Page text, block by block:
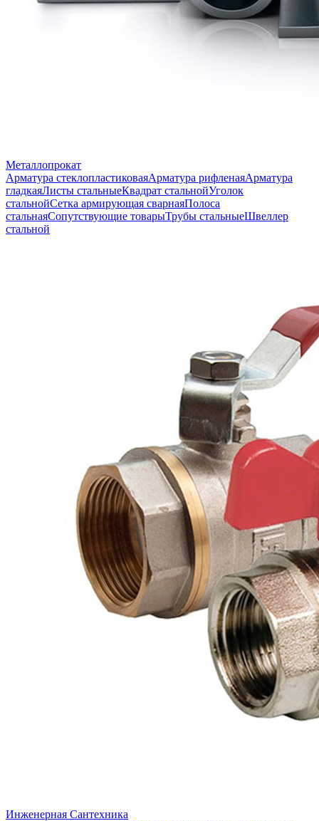
Металлопрокат
Арматура стеклопластиковаяАрматура рифленаяАрматура
гладкаяЛисты стальныеКвадрат стальнойУголок
стальнойСетка армирующая сварнаяПолоса
стальнаяСопутствующие товарыТрубы стальныеШвеллер
стальной
Инженерная Сантехника